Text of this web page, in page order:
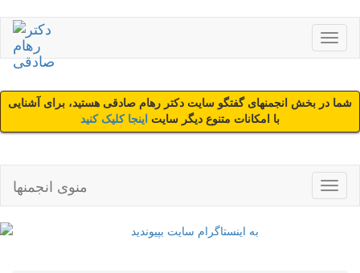
شما در بخش انجمنهای گفتگو سایت دکتر رهام صادقی هستید، برای آشنایی
با امکانات متنوع دیگر سایت اینجا کلیک کنید
منوی انجمنها